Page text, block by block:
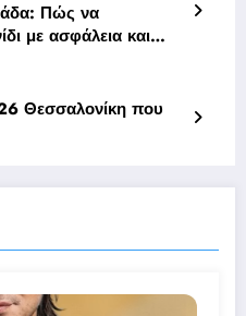
Πώς να
με ασφάλεια και
Θεσσαλονίκη που